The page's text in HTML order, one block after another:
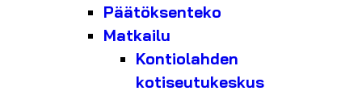
Päätöksenteko
Matkailu
Kontiolahden
kotiseutukeskus